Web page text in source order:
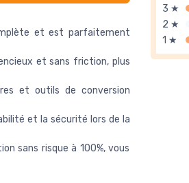
3 ★
2 ★
1 ★
et est parfaitement
et sans friction, plus
et outils de conversion
et la sécurité lors de la
sans risque à 100%, vous